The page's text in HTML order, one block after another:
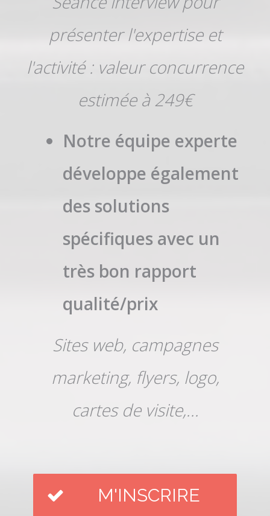
présenter l'expertise et
l'activité : valeur concurrence
estimée à 249€
Notre équipe experte
développe également
des solutions
spécifiques avec un
très bon rapport
qualité/prix
Sites web, campagnes
marketing, flyers, logo,
cartes de visite,...
M'INSCRIRE